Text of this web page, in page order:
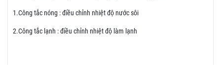
1.Công tắc nóng : điều chỉnh nhiệt độ nước sôi
2.Công tắc lạnh : điều chỉnh nhiệt độ làm lạnh